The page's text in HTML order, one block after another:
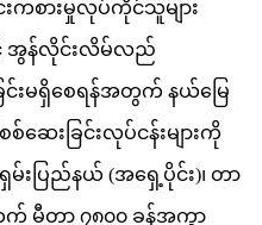
စားမှုလုပ်ကိုင်သူများ
င့် အွန်လိုင်းလိမ်လည်
ြင်းမရှိစေရန်အတွက် နယ်မြေ
ဆေးခြင်းလုပ်ငန်းများကို
းပြည်နယ် (အရှေ့ပိုင်း)၊ တာ
မီတာ ၇၈၀၀ ခန့်အကွာ